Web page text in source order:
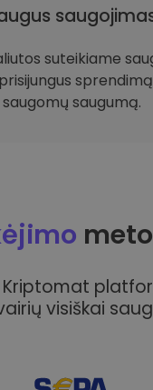
suteikiame
saugomų saugumą.
Kriptomat
visiškai